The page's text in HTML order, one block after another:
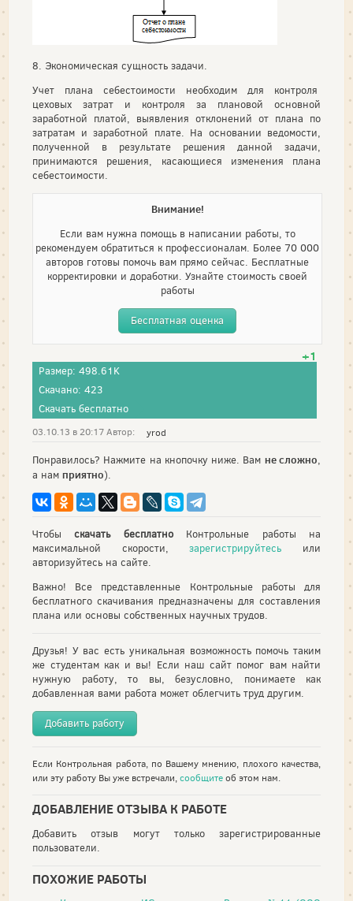
8. Экономическая сущность задачи.
Учет плана себестоимости необходим для контроля
цеховых затрат и контроля за плановой основной
заработной платой, выявления отклонений от плана по
затратам и заработной плате. На основании ведомости,
полученной в результате решения данной задачи,
принимаются решения, касающиеся изменения плана
себестоимости.
Внимание!
Если вам нужна помощь в написании работы, то
рекомендуем обратиться к профессионалам. Более 70 000
авторов готовы помочь вам прямо сейчас. Бесплатные
корректировки и доработки. Узнайте стоимость своей
работы
Бесплатная оценка
+1
Размер: 498.61K
Скачано: 423
Скачать бесплатно
03.10.13 в 20:17 Автор: yrod
Понравилось? Нажмите на кнопочку ниже. Вам не сложно,
а нам приятно).
Чтобыскачать бесплатноКонтрольные работы на
максимальной скорости,зарегистрируйтесь или
авторизуйтесь на сайте.
Важно! Все представленные Контрольные работы для
бесплатного скачивания предназначены для составления
плана или основы собственных научных трудов.
Друзья! У вас есть уникальная возможность помочь таким
же студентам как и вы! Если наш сайт помог вам найти
нужную работу, то вы, безусловно, понимаете как
добавленная вами работа может облегчить труд другим.
Добавить работу
Если Контрольная работа, по Вашему мнению, плохого качества,
или эту работу Вы уже встречали,сообщитеоб этом нам.
ДОБАВЛЕНИЕ ОТЗЫВА К РАБОТЕ
Добавить отзыв могут только зарегистрированные
пользователи.
ПОХОЖИЕ РАБОТЫ